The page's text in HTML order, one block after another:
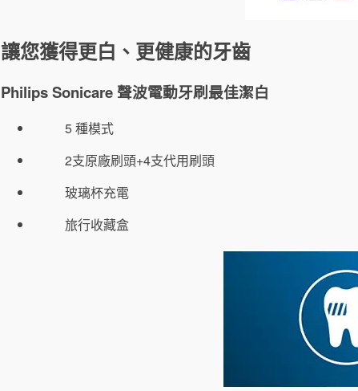
讓您獲得更白、更健康的牙齒
Philips Sonicare 聲波電動牙刷最佳潔白
5 種模式
2支原廠刷頭+4支代用刷頭
玻璃杯充電
旅行收藏盒